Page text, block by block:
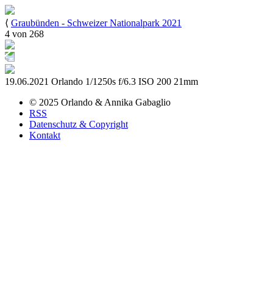
⟨ Graubünden - Schweizer Nationalpark 2021
4 von 268
19.06.2021 Orlando 1/1250s f/6.3 ISO 200 21mm
© 2025 Orlando & Annika Gabaglio
RSS
Datenschutz & Copyright
Kontakt